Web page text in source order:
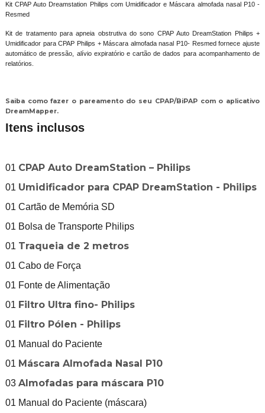
Kit CPAP Auto Dreamstation Philips com Umidificador e Máscara almofada nasal P10 -
Resmed
Kit de tratamento para apneia obstrutiva do sono CPAP Auto DreamStation Philips +
Umidificador para CPAP Philips + Máscara almofada nasal P10- Resmed fornece ajuste
automático de pressão, alívio expiratório e cartão de dados para acompanhamento de
relatórios.
Saiba como fazer o pareamento do seu CPAP/BiPAP com o aplicativo
DreamMapper.
Itens inclusos
01 CPAP Auto DreamStation – Philips
01 Umidificador para CPAP DreamStation - Philips
01 Cartão de Memória SD
01 Bolsa de Transporte Philips
01 Traqueia de 2 metros
01 Cabo de Força
01 Fonte de Alimentação
01 Filtro Ultra fino- Philips
01 Filtro Pólen - Philips
01 Manual do Paciente
01 Máscara Almofada Nasal P10
03 Almofadas para máscara P10
01 Manual do Paciente (máscara)